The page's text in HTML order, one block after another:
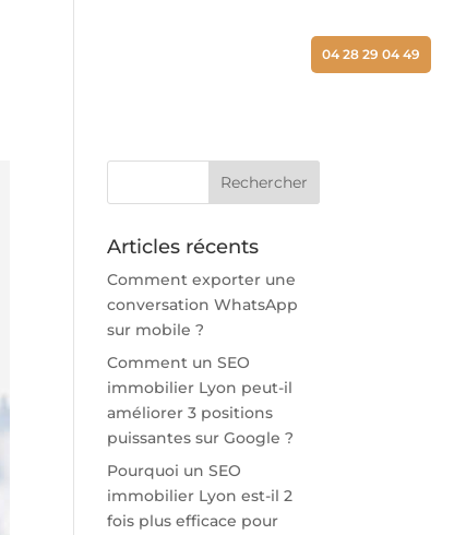
04 28 29 04 49
Articles récents
Comment exporter une
conversation WhatsApp
sur mobile ?
Comment un SEO
immobilier Lyon peut-il
améliorer 3 positions
puissantes sur Google ?
Pourquoi un SEO
immobilier Lyon est-il 2
fois plus efficace pour